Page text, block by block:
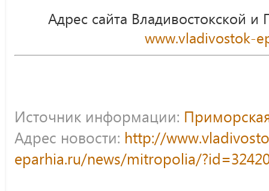
Адрес сайта Владивостокской
www.vladivostok-
Источник информации:
Адрес новости: http://
eparhia.ru/news/mitropolia/